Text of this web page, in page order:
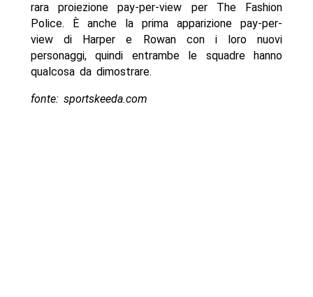
rara proiezione pay-per-view per The Fashion
Police. È anche la prima apparizione pay-per-
view di Harper e Rowan con i loro nuovi
personaggi, quindi entrambe le squadre hanno
qualcosa da dimostrare.
fonte: sportskeeda.com